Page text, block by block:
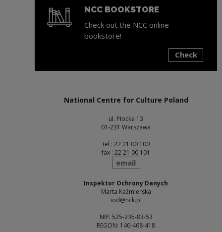
NCC BOOKSTORE
Check out the NCC online
bookstore!
Check
National Centre for Culture Poland
ul. Płocka 13
01-231 Warszawa
tel : 22 21 00 100
fax : 22 21 00 101
send
email
Inspektor Ochrony Danych
Marta Kaźmierska
iod@nck.pl
NIP: 525-235-83-53
REGON: 140-468-418